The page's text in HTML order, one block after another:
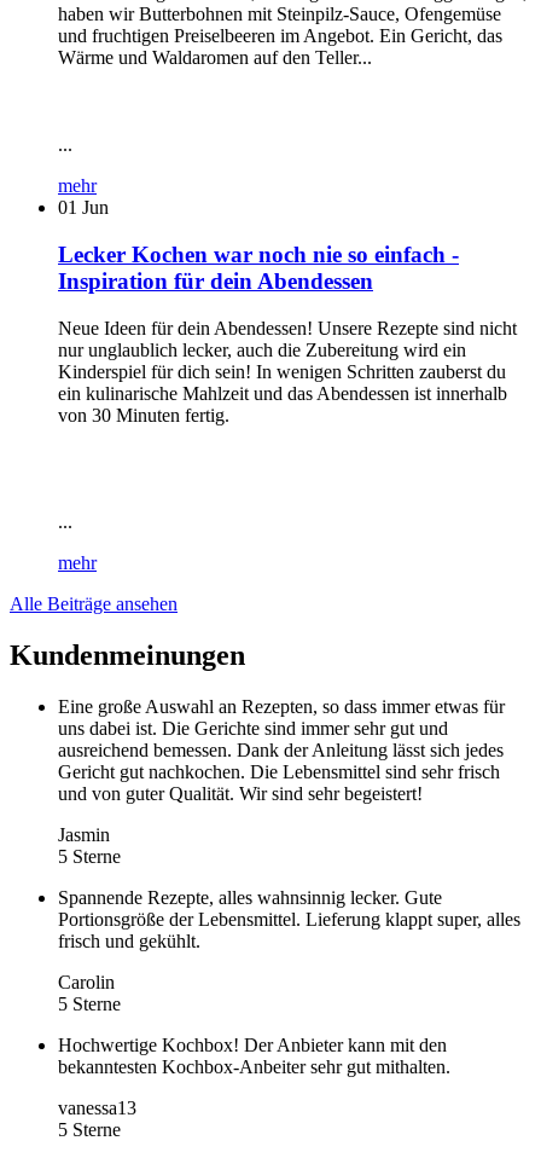
haben wir Butterbohnen mit Steinpilz-Sauce, Ofengemüse
und fruchtigen Preiselbeeren im Angebot. Ein Gericht, das
Wärme und Waldaromen auf den Teller...
...
mehr
01 Jun
Lecker Kochen war noch nie so einfach -
Inspiration für dein Abendessen
Neue Ideen für dein Abendessen! Unsere Rezepte sind nicht
nur unglaublich lecker, auch die Zubereitung wird ein
Kinderspiel für dich sein! In wenigen Schritten zauberst du
ein kulinarische Mahlzeit und das Abendessen ist innerhalb
von 30 Minuten fertig.
...
mehr
Alle Beiträge ansehen
Kundenmeinungen
Eine große Auswahl an Rezepten, so dass immer etwas für
uns dabei ist. Die Gerichte sind immer sehr gut und
ausreichend bemessen. Dank der Anleitung lässt sich jedes
Gericht gut nachkochen. Die Lebensmittel sind sehr frisch
und von guter Qualität. Wir sind sehr begeistert!
Jasmin
5 Sterne
Spannende Rezepte, alles wahnsinnig lecker. Gute
Portionsgröße der Lebensmittel. Lieferung klappt super, alles
frisch und gekühlt.
Carolin
5 Sterne
Hochwertige Kochbox! Der Anbieter kann mit den
bekanntesten Kochbox-Anbeiter sehr gut mithalten.
vanessa13
5 Sterne